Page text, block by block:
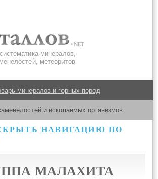
минералов,
метеоритов
минералов и горных пород
и ископаемых организмов
НАВИГАЦИЮ ПО
МАЛАХИТА